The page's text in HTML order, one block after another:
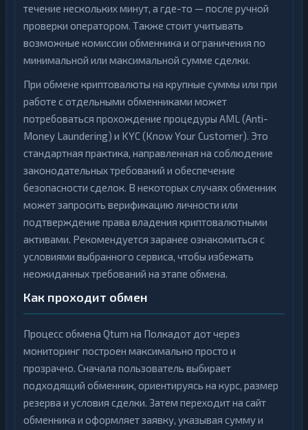
течение нескольких минут, а где-то — после ручной
проверки оператором. Также стоит учитывать
возможные комиссии обменника и ограничения по
минимальной или максимальной сумме сделки.
При обмене криптовалюты на крупные суммы или при
работе с отдельными обменниками может
потребоваться прохождение процедуры AML (Anti-
Money Laundering) и KYC (Know Your Customer). Это
стандартная практика, направленная на соблюдение
законодательных требований и обеспечение
безопасности сделок. В некоторых случаях обменник
может запросить верификацию личности или
подтверждение права владения криптовалютными
активами. Рекомендуется заранее ознакомиться с
условиями выбранного сервиса, чтобы избежать
неожиданных требований на этапе обмена.
Как проходит обмен
Процесс обмена Qtum на Полкадот дот через
мониторинг построен максимально просто и
прозрачно. Сначала пользователь выбирает
подходящий обменник, ориентируясь на курс, размер
резерва и условия сделки. Затем переходит на сайт
обменника и оформляет заявку, указывая сумму и